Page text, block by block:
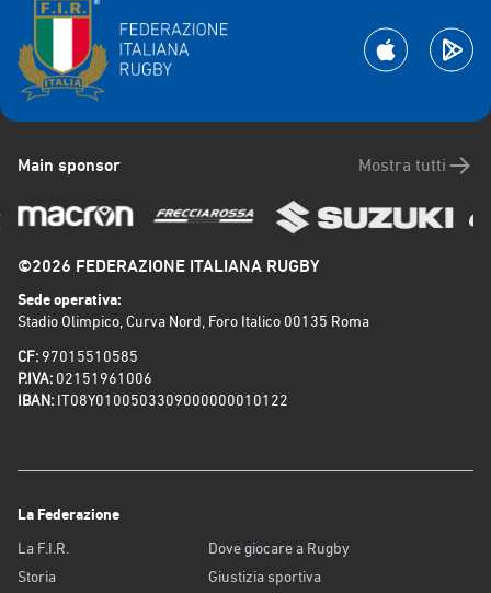
©2026 FEDERAZIONE ITALIANA RUGBY
Sede operativa:
Stadio Olimpico, Curva Nord, Foro Italico 00135 Roma
CF: 97015510585
P.IVA: 02151961006
IBAN: IT08Y0100503309000000010122
Main sponsor Mostra tutti
La Federazione
La F.I.R.
Storia
Dove giocare a Rugby
Giustizia sportiva